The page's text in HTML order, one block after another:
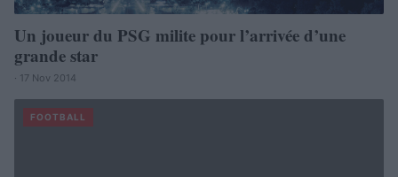
Un joueur du PSG milite pour l’arrivée d’une
grande star
· 17 Nov 2014
FOOTBALL